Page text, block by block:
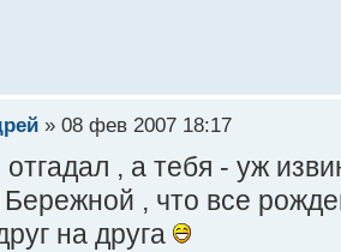
» 08 фев 2007 18:17
, а тебя - уж
, что все
на друга